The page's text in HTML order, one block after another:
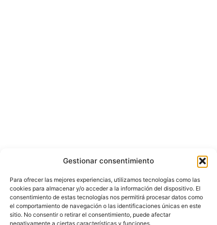
Gestionar consentimiento
Para ofrecer las mejores experiencias, utilizamos tecnologías como las
cookies para almacenar y/o acceder a la información del dispositivo. El
consentimiento de estas tecnologías nos permitirá procesar datos como
el comportamiento de navegación o las identificaciones únicas en este
sitio. No consentir o retirar el consentimiento, puede afectar
negativamente a ciertas características y funciones.